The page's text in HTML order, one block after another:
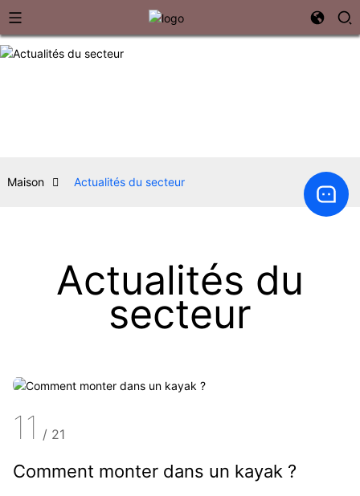
Maison Actualités du secteur
Actualités du
secteur
11 / 21
Comment monter dans un kayak ?